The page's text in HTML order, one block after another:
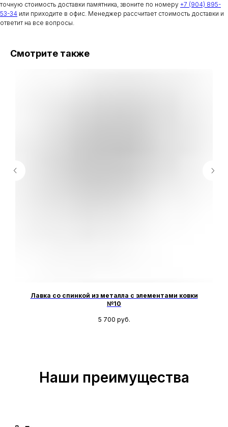
точную стоимость доставки памятника, звоните по номеру +7 (904) 895-
53-34 или приходите в офис. Менеджер рассчитает стоимость доставки и
ответит на все вопросы.
Смотрите также
Лавка со спинкой из металла с элементами ковки
№10
5 700 руб.
Наши преимущества